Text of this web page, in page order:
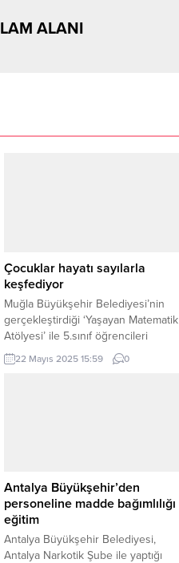
ALANI
Çocuklar hayatı sayılarla
keşfediyor
Muğla Büyükşehir Belediyesi’nin
gerçekleştirdiği ‘Yaşayan Matematik
Atölyesi’ ile 5.sınıf öğrencileri
matematiği oyunlarla öğreniyor.
MUĞLA (İGFA) – Kentte sosyal,
Türkan Saylan Çağdaş Yaşam
Merkezi’nde başlayan ‘Yaşayan
Matematik Atölyesi’, 5. sınıf...
22 Mayıs 2025 15:59 0
Antalya Büyükşehir’den
personeline madde bağımlılığı
eğitim
Antalya Büyükşehir Belediyesi,
Antalya Narkotik Şube ile yaptığı